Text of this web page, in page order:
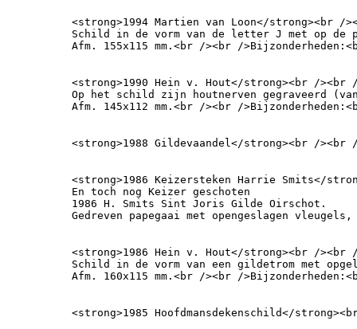
<strong>1994 Martien van Loon</strong><br
Schild in de vorm van de letter J met op de
Afm. 155x115 mm.<br /><br /
<strong>1990 Hein v. Hout</strong><br /
Op het schild zijn houtnerven gegraveerd
Afm. 145x112 mm.<br /><br /
<strong>1988 Gildevaandel</strong><br /
<strong>1986 Keizersteken Harrie Smits</
En toch nog Keizer geschoten
1986 H. Smits Sint Joris Gilde Oirschot.
Gedreven papegaai met opengeslagen
<strong>1986 Hein v. Hout</strong><br /
Schild in de vorm van een gildetrom met
Afm. 160x115 mm.<br /><br /
<strong>1985 Hoofdmansdekenschild</